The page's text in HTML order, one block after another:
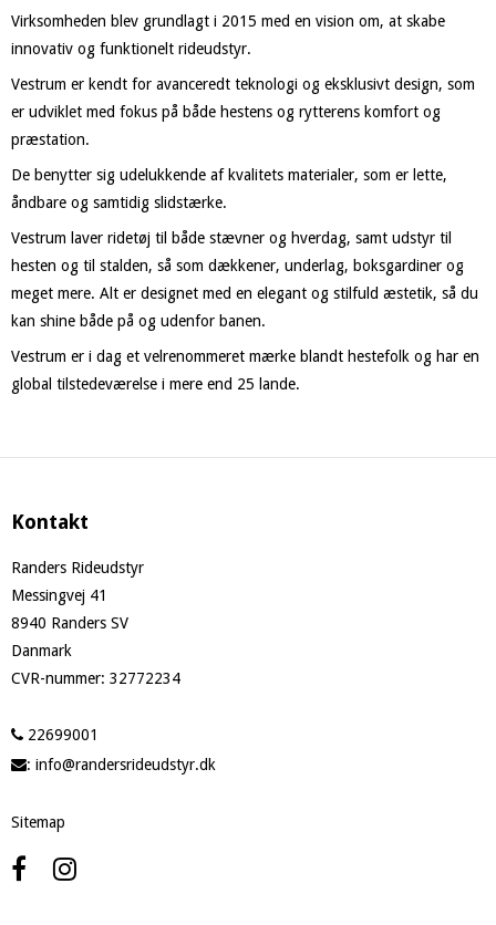
Virksomheden blev grundlagt i 2015 med en vision om, at skabe
innovativ og funktionelt rideudstyr.
Vestrum er kendt for avanceredt teknologi og eksklusivt design, som
er udviklet med fokus på både hestens og rytterens komfort og
præstation.
De benytter sig udelukkende af kvalitets materialer, som er lette,
åndbare og samtidig slidstærke.
Vestrum laver ridetøj til både stævner og hverdag, samt udstyr til
hesten og til stalden, så som dækkener, underlag, boksgardiner og
meget mere. Alt er designet med en elegant og stilfuld æstetik, så du
kan shine både på og udenfor banen.
Vestrum er i dag et velrenommeret mærke blandt hestefolk og har en
global tilstedeværelse i mere end 25 lande.
Kontakt
Randers Rideudstyr
Messingvej 41
8940 Randers SV
Danmark
CVR-nummer: 32772234
22699001
: info@randersrideudstyr.dk
Sitemap